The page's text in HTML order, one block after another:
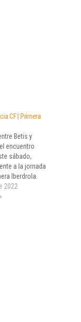
CF | Primera
Betis y
encuentro
sábado,
a la jornada
Iberdrola.
2022